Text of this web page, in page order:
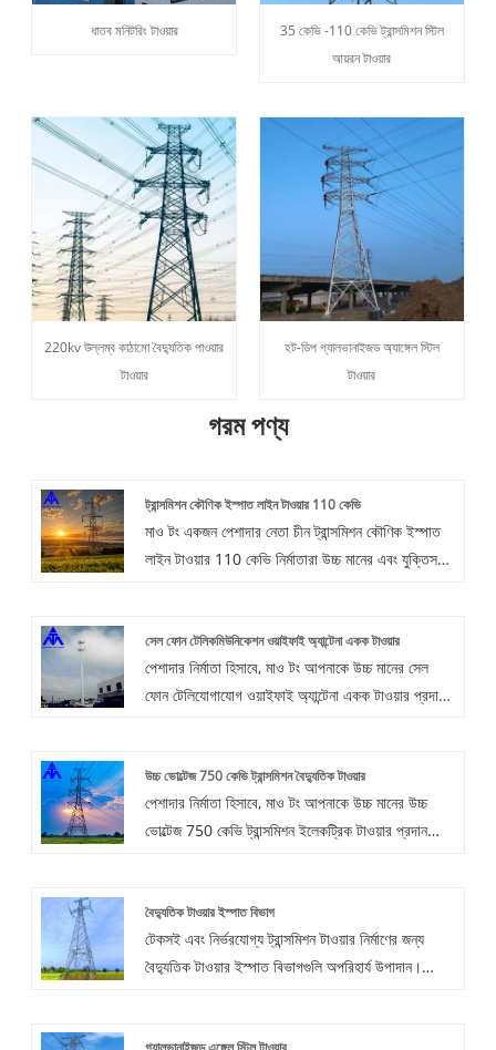
ধাতব মনিটরিং টাওয়ার
35 কেভি -110 কেভি ট্রান্সমিশন স্টিল
আয়রন টাওয়ার
220kv উল্লম্ব কাঠামো বৈদ্যুতিক পাওয়ার
টাওয়ার
হট-ডিপ গ্যালভানাইজড অ্যাঙ্গেল স্টিল
টাওয়ার
গরম পণ্য
ট্রান্সমিশন কৌণিক ইস্পাত লাইন টাওয়ার 110 কেভি
মাও টং একজন পেশাদার নেতা চীন ট্রান্সমিশন কৌণিক ইস্পাত
লাইন টাওয়ার 110 কেভি নির্মাতারা উচ্চ মানের এবং যুক্তিসঙ্গত
কার্যকরভাবে ভূমি সম্পদ সংরক্ষণ করে এবং অবস্থান চয়ন করতে
আরও নমনীয় হতে পারে।
সেল ফোন টেলিকমিউনিকেশন ওয়াইফাই অ্যান্টেনা একক টাওয়ার
পেশাদার নির্মাতা হিসাবে, মাও টং আপনাকে উচ্চ মানের সেল
ফোন টেলিযোগাযোগ ওয়াইফাই অ্যান্টেনা একক টাওয়ার প্রদান
উচ্চ ভোল্টেজ 750 কেভি ট্রান্সমিশন বৈদ্যুতিক টাওয়ার
পেশাদার নির্মাতা হিসাবে, মাও টং আপনাকে উচ্চ মানের উচ্চ
ভোল্টেজ 750 কেভি ট্রান্সমিশন ইলেকট্রিক টাওয়ার প্রদান
বৈদ্যুতিক টাওয়ার ইস্পাত বিভাগ
টেকসই এবং নির্ভরযোগ্য ট্রান্সমিশন টাওয়ার নির্মাণের জন্য
বৈদ্যুতিক টাওয়ার ইস্পাত বিভাগগুলি অপরিহার্য উপাদান।